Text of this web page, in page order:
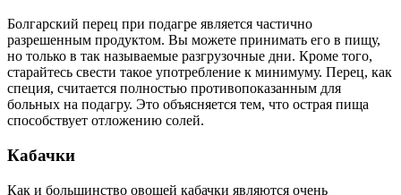
Болгарский перец при подагре является частично
разрешенным продуктом. Вы можете принимать его в пищу,
но только в так называемые разгрузочные дни. Кроме того,
старайтесь свести такое употребление к минимуму. Перец, как
специя, считается полностью противопоказанным для
больных на подагру. Это объясняется тем, что острая пища
способствует отложению солей.
Кабачки
Как и большинство овощей кабачки являются очень